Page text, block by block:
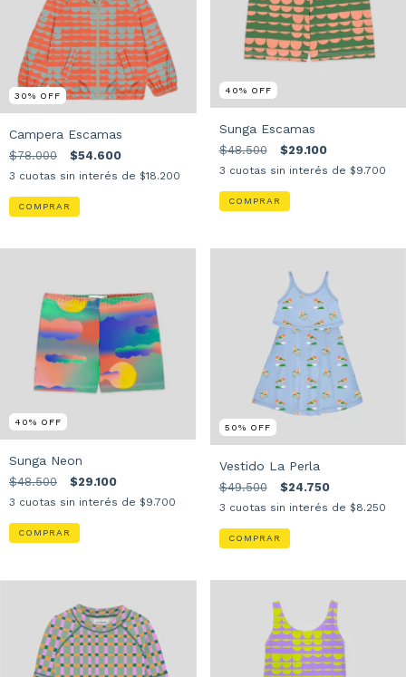
30%OFF
Campera Escamas
$78.000 $54.600
3 cuotas sin interés de
40%OFF
Sunga Escamas
$48.500 $29.100
3 cuotas sin interés de
40%OFF
Sunga Neon
$48.500 $29.100
3 cuotas sin interés de
50%OFF
Vestido La Perla
$49.500 $24.750
3 cuotas sin interés de